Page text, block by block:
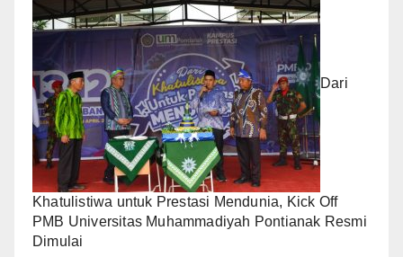
Dari
Khatulistiwa untuk Prestasi Mendunia, Kick Off
PMB Universitas Muhammadiyah Pontianak Resmi
Dimulai